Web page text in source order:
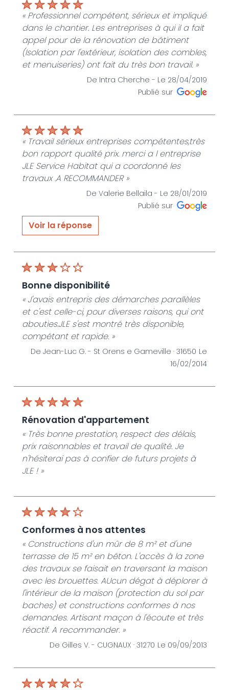
« Professionnel compétent, sérieux et impliqué
dans le chantier. Les entreprises à qui il a fait
appel pour de la rénovation de bâtiment
(Isolation par l'extérieur, isolation des combles,
et menuiseries) ont fait du très bon travail. »
De Intra Cherche - Le 28/04/2019
Publié sur
« Travail sérieux entreprises compétentes,très
bon rapport qualité prix. merci a l entreprise
JLE Service Habitat qui a coordonné les
travaux .A RECOMMANDER »
De Valerie Bellaila - Le 28/01/2019
Publié sur
Voir la réponse
bonne disponibilité
« J'avais entrepris des démarches parallèles
et c'est celle-ci, pour diverses raisons, qui ont
abouties.JLE s'est montré très disponible,
compétant et rapide. »
De Jean-Luc G. - St Orens e Gameville · 31650 Le
16/02/2014
rénovation d'appartement
« Très bonne prestation, respect des délais,
prix raisonnables et travail de qualité. Je
n'hésiterai pas à confier de futurs projets à
JLE ! »
conformes à nos attentes
« Constructions d'un mûr de 8 m² et d'une
terrasse de 15 m² en béton. L'accès à la zone
des travaux se faisait en traversant la maison
avec les brouettes. AUcun dégat à déplorer à
l'intérieur de la maison (protection du sol par
baches) et constructions conformes à nos
demandes. Artisant maçon à l'écoute et très
réactif. A recommander. »
De Gilles V. - CUGNAUX · 31270 Le 09/09/2013